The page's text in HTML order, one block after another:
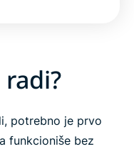
radi?
potrebno je prvo
funkcioniše bez